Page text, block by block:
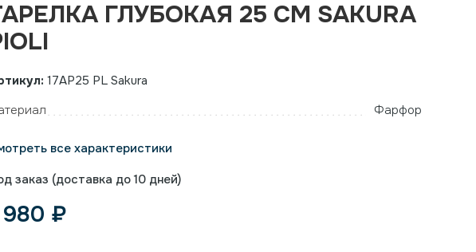
ГЛУБОКАЯ 25 СМ SAKURA
17AP25 PL Sakura
Фарфор
все характеристики
заказ (доставка до 10 дней)
980 ₽